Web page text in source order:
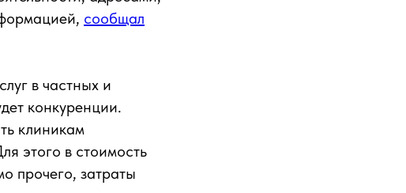
сообщал
в частных и
конкуренции.
клиникам
этого в стоимость
прочего, затраты